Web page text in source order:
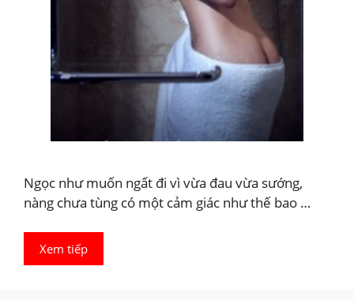
Ngọc như muốn ngất đi vì vừa đau vừa sướng,
nàng chưa tùng có một cảm giác như thế bao …
Xem tiếp